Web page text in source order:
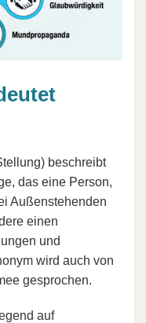
beschreibt
das eine Person,
Außenstehenden
einen
und
wird auch von
gesprochen.
auf